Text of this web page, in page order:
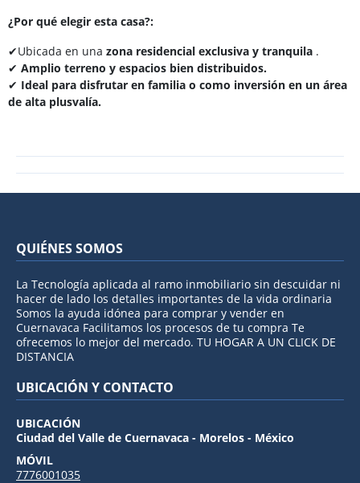
¿Por qué elegir esta casa?:
✔Ubicada en una zona residencial exclusiva y tranquila .
✔ Amplio terreno y espacios bien distribuidos.
✔ Ideal para disfrutar en familia o como inversión en un área
de alta plusvalía.
QUIÉNES SOMOS
La Tecnología aplicada al ramo inmobiliario sin descuidar ni
hacer de lado los detalles importantes de la vida ordinaria
Somos la ayuda idónea para comprar y vender en
Cuernavaca Facilitamos los procesos de tu compra Te
ofrecemos lo mejor del mercado. TU HOGAR A UN CLICK DE
DISTANCIA
UBICACIÓN Y CONTACTO
UBICACIÓN
Ciudad del Valle de Cuernavaca - Morelos - México
MÓVIL
7776001035